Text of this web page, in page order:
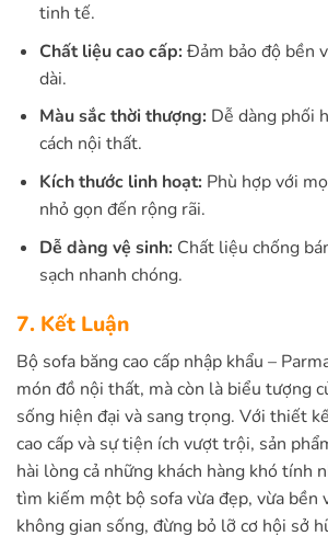
tinh tế.
Chất liệu cao cấp:Đảm bảo độ bền
dài.
Màu sắc thời thượng:Dễ dàng phối
cách nội thất.
Kích thước linh hoạt:Phù hợp với
nhỏ gọn đến rộng rãi.
Dễ dàng vệ sinh:Chất liệu chống
sạch nhanh chóng.
7. Kết Luận
Bộ sofa băng cao cấp nhập khẩu –
món đồ nội thất, mà còn là biểu tượng
sống hiện đại và sang trọng. Với thiết
cao cấp và sự tiện ích vượt trội, sản
hài lòng cả những khách hàng khó tính
tìm kiếm một bộ sofa vừa đẹp, vừa bền
không gian sống, đừng bỏ lỡ cơ hội sở